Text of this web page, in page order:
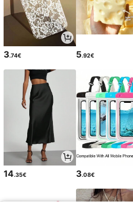
3.74€ 5.92€
14.35€ 3.08€